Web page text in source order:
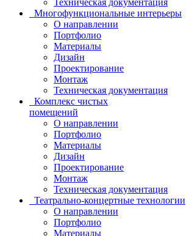
Техническая документация
Многофункциональные интерьеры
О направлении
Портфолио
Материалы
Дизайн
Проектирование
Монтаж
Техническая документация
Комплекс чистых
помещений
О направлении
Портфолио
Материалы
Дизайн
Проектирование
Монтаж
Техническая документация
Театрально-концертные технологии
О направлении
Портфолио
Материалы